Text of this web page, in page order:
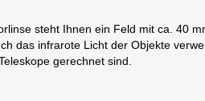
steht Ihnen ein Feld mit ca. 40
das infrarote Licht der Objekte
gerechnet sind.